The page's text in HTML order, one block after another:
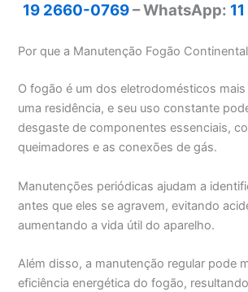
19 2660-0769– WhatsApp:
Por que a Manutenção Fogão
O fogão é um dos eletrodomésticos
uma residência, e seu uso constante
desgaste de componentes essenciais,
queimadores e as conexões de gás.
Manutenções periódicas ajudam a
antes que eles se agravem, evitando
aumentando a vida útil do aparelho.
Além disso, a manutenção regular pode
eficiência energética do fogão,